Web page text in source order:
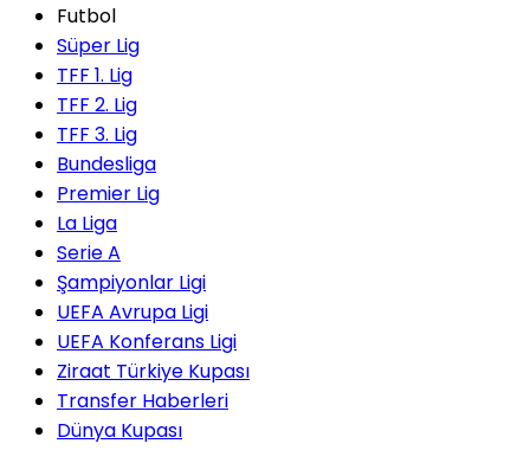
Futbol
Süper Lig
TFF 1. Lig
TFF 2. Lig
TFF 3. Lig
Bundesliga
Premier Lig
La Liga
Serie A
Şampiyonlar Ligi
UEFA Avrupa Ligi
UEFA Konferans Ligi
Ziraat Türkiye Kupası
Transfer Haberleri
Dünya Kupası